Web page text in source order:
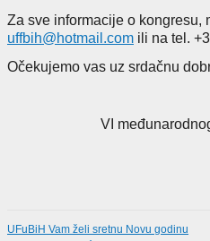
Za sve informacije o kongresu,
uffbih@hotmail.com ili na tel.
Očekujemo vas uz srdačnu
VI
UFuBiH Vam želi sretnu Novu godinu